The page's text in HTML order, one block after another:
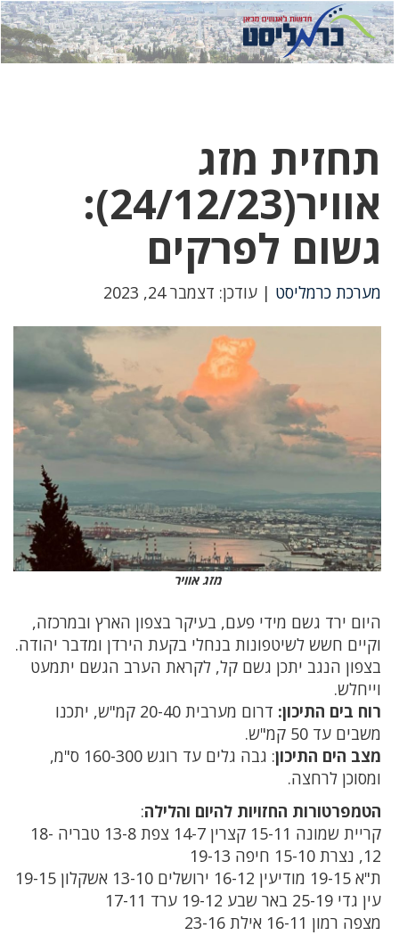
לחץ
כאן
לחץ
כדי
תחזית מזג
אוויר(24/12/23):
גשום לפרקים
מערכת כרמליסט | עודכן: דצמבר 24, 2023
מזג אוויר
היום ירד גשם מידי פעם, בעיקר בצפון הארץ ובמרכזה,
וקיים חשש לשיטפונות בנחלי בקעת הירדן ‏ומדבר יהודה.
בצפון הנגב יתכן גשם קל, לקראת הערב הגשם יתמעט
וייחלש.‏
רוח בים התיכון:
דרום מערבית 20-40 קמ"ש, יתכנו
משבים עד 50 קמ"ש.
מצב הים התיכון
: גבה גלים עד רוגש 160-300 ס"מ,
ומסוכן לרחצה.
הטמפרטורות החזויות להיום והלילה:
קריית שמונה 15-11 קצרין 14-7 צפת 13-8 טבריה 18-
12, נצרת 15-10 חיפה 19-13
ת"א 19-15 מודיעין 16-12 ירושלים 13-10 אשקלון 19-15
עין גדי 25-19 באר שבע 19-12 ערד 17-11
מצפה רמון 16-11 אילת 23-16